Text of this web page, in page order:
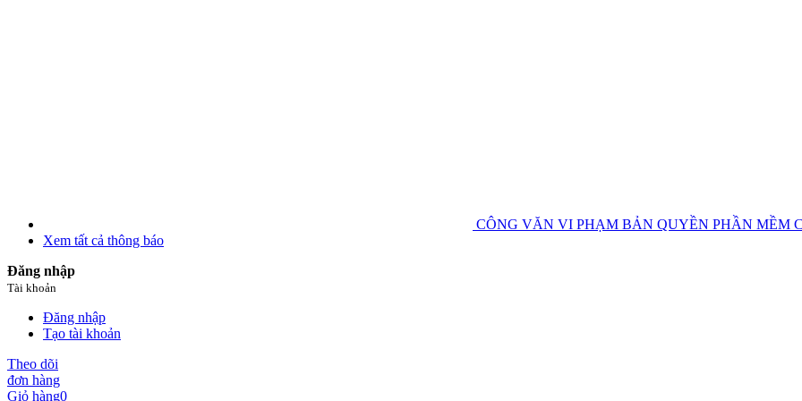
CÔNG VĂN VI PHẠM BẢN QUYỀN PHẦN MỀM
Xem tất cả thông báo
Đăng nhập
Tài khoản
Đăng nhập
Tạo tài khoản
Theo dõi
đơn hàng
Giỏ hàng0